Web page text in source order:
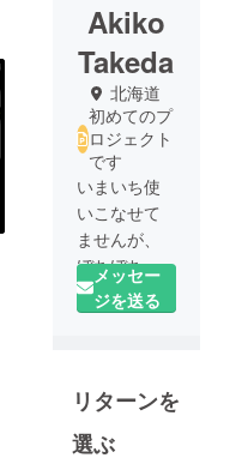
Akiko
Takeda
北海道
初めてのプ
ロジェクト
です
いまいち使
いこなせて
ませんが、
ぼちぼちや
ります。
人生の山と
ます。
趣味は手芸
メッセー
ジを送る
リターンを
選ぶ